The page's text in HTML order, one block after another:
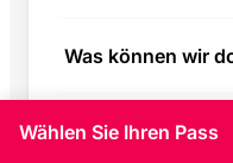
Was können wir
Wie lange sollten
Wählen Sie Ihren Pass